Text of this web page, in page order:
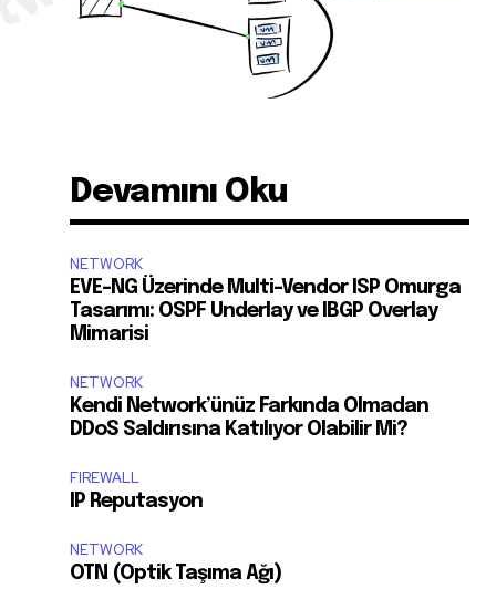
Devamını Oku
NETWORK
EVE-NG Üzerinde Multi-Vendor ISP Omurga
Tasarımı: OSPF Underlay ve IBGP Overlay
Mimarisi
NETWORK
Kendi Network’ünüz Farkında Olmadan
DDoS Saldırısına Katılıyor Olabilir Mi?
FIREWALL
IP Reputasyon
NETWORK
OTN (Optik Taşıma Ağı)